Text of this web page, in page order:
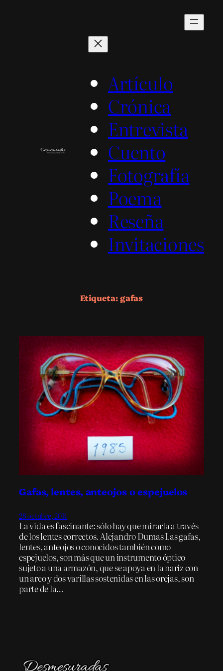
Artículo
Crónica
Entrevista
Cuento
Fotografía
Poema
Reseña
Invitaciones
Etiqueta:gafas
Gafas, lentes, anteojos o espejuelos
28 octubre, 2014
La vida es fascinante: sólo hay que mirarla a través
de los lentes correctos. Alejandro Dumas Las gafas,
lentes, anteojos o conocidos también como
espejuelos, son más que un instrumento óptico
sujeto a una armazón, que se apoya en la nariz con
un arco y dos varillas sostenidas en las orejas, son
parte de la…